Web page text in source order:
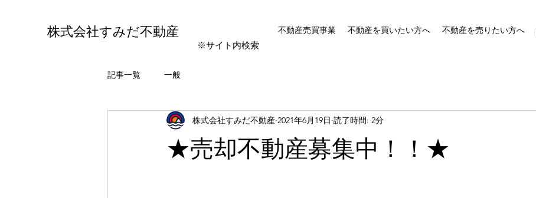
株式会社すみだ不動産 不動産売買事業 不動産を買いたい方へ 不動産を売りたい方へ
※サイト内検索
記事一覧 一般
★売却不動産募集中！！★
株式会社すみだ不動産 2021年6月19日 読了時間: 2分